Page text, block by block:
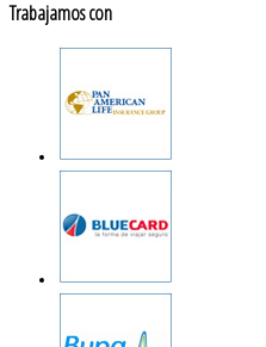
Trabajamos con